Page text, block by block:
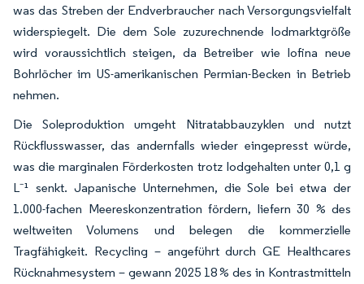
was das Streben der Endverbraucher nach Versorgungsvielfalt
widerspiegelt. Die dem Sole zuzurechnende Iodmarktgröße
wird voraussichtlich steigen, da Betreiber wie Iofina neue
Bohrlöcher im US-amerikanischen Permian-Becken in Betrieb
nehmen.
Die Soleproduktion umgeht Nitratabbauzyklen und nutzt
Rückflusswasser, das andernfalls wieder eingepresst würde,
was die marginalen Förderkosten trotz Iodgehalten unter 0,1 g
L⁻¹ senkt. Japanische Unternehmen, die Sole bei etwa der
1.000-fachen Meereskonzentration fördern, liefern 30 % des
weltweiten Volumens und belegen die kommerzielle
Tragfähigkeit. Recycling – angeführt durch GE Healthcares
Rücknahmesystem – gewann 2025 18 % des in Kontrastmitteln